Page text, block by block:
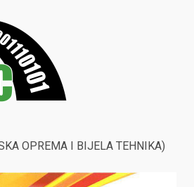
OPREMA I BIJELA TEHNIKA)